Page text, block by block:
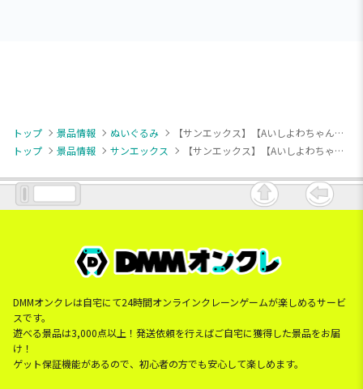
トップ 景品情報 ぬいぐるみ
【サンエックス】【Aいしよわちゃん】いしよわちゃん ぬいぐるみXL
トップ
景品情報 サンエックス 【サンエックス】【Aいしよわちゃん】いしよわちゃん ぬいぐるみXL
DMMオンクレは自宅にて24時間オンラインクレーンゲームが楽しめるサービ
スです。
遊べる景品は3,000点以上！発送依頼を行えばご自宅に獲得した景品をお届
け！
ゲット保証機能があるので、初心者の方でも安心して楽しめます。